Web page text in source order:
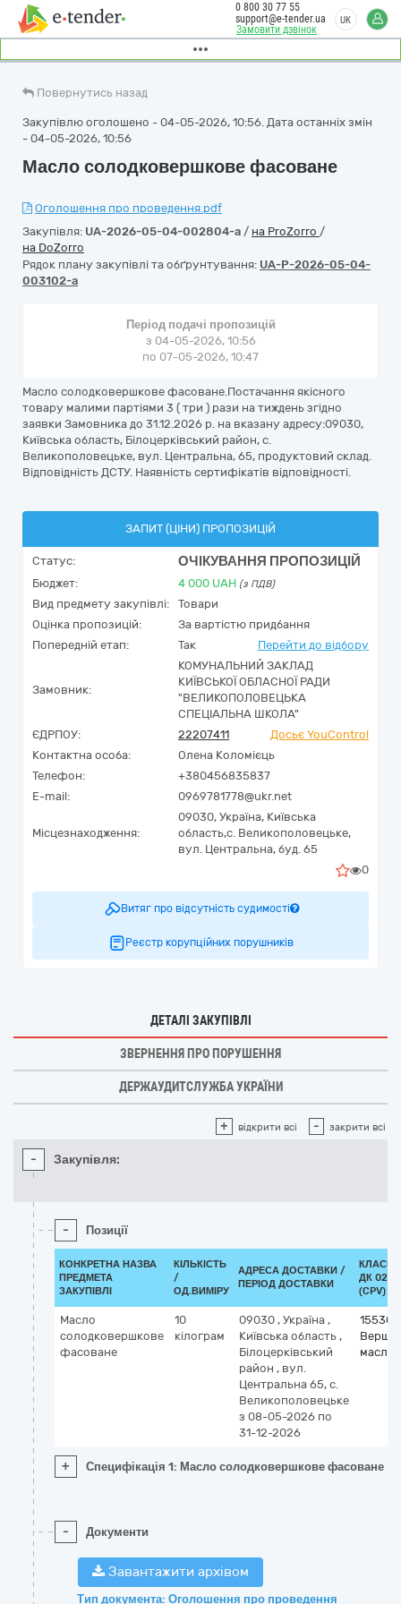
Замовити дзвінок
0 800 30 77 55
support@e-tender.ua
UK
Повернутись назад
Закупівлю оголошено - 04-05-2026, 10:56. Дата останніх змін
- 04-05-2026, 10:56
Масло солодковершкове фасоване
Оголошення про проведення.pdf
Закупівля: UA-2026-05-04-002804-a / на ProZorro /
на DoZorro
Рядок плану закупівлі та обґрунтування: UA-P-2026-05-04-
003102-a
Період подачі пропозицій
з 04-05-2026, 10:56
по 07-05-2026, 10:47
Масло солодковершкове фасоване.Постачання якісного
товару малими партіями 3 ( три ) рази на тиждень згідно
заявки Замовника до 31.12.2026 р. на вказану адресу:09030,
Київська область, Білоцерківський район, с.
Великополовецьке, вул. Центральна, 65, продуктовий склад.
Відповідність ДСТУ. Наявність сертифікатів відповідності.
ЗАПИТ (ЦІНИ) ПРОПОЗИЦІЙ
Статус: ОЧІКУВАННЯ ПРОПОЗИЦІЙ
Бюджет: 4 000 UAH (з ПДВ)
Вид предмету закупівлі:
Товари
Оцінка пропозицій:
За вартістю придбання
Попередній етап:
Так Перейти до відбору
Замовник:
КОМУНАЛЬНИЙ ЗАКЛАД
КИЇВСЬКОЇ ОБЛАСНОЇ РАДИ
"ВЕЛИКОПОЛОВЕЦЬКА
СПЕЦІАЛЬНА ШКОЛА"
ЄДРПОУ:
22207411
Досьє YouControl
Контактна особа:
Олена Коломієць
Телефон:
+380456835837
E-mail:
0969781778@ukr.net
Місцезнаходження:
09030, Україна, Київська
область,с. Великополовецьке,
вул. Центральна, буд. 65
0
Витяг про відсутність судимості
Реєстр корупційних порушників
ДЕТАЛІ ЗАКУПІВЛІ
ЗВЕРНЕННЯ ПРО ПОРУШЕННЯ
ДЕРЖАУДИТСЛУЖБА УКРАЇНИ
+ відкрити всі - закрити всі
- Закупівля:
- Позиції
КОНКРЕТНА НАЗВА
ПРЕДМЕТА
ЗАКУПІВЛІ
КІЛЬКІСТЬ
/
ОД.ВИМІРУ
АДРЕСА ДОСТАВКИ /
ПЕРІОД ДОСТАВКИ
ДК
(CPV)
Масло
солодковершкове
фасоване
10
кілограм
09030 , Україна ,
Київська область ,
Білоцерківський
район , вул.
Центральна 65, с.
Великополовецьке
з 08-05-2026 по
31-12-2026
масло
+ Специфікація 1: Масло солодковершкове фасоване
- Документи
Завантажити архівом
Тип документа: Оголошення про проведення